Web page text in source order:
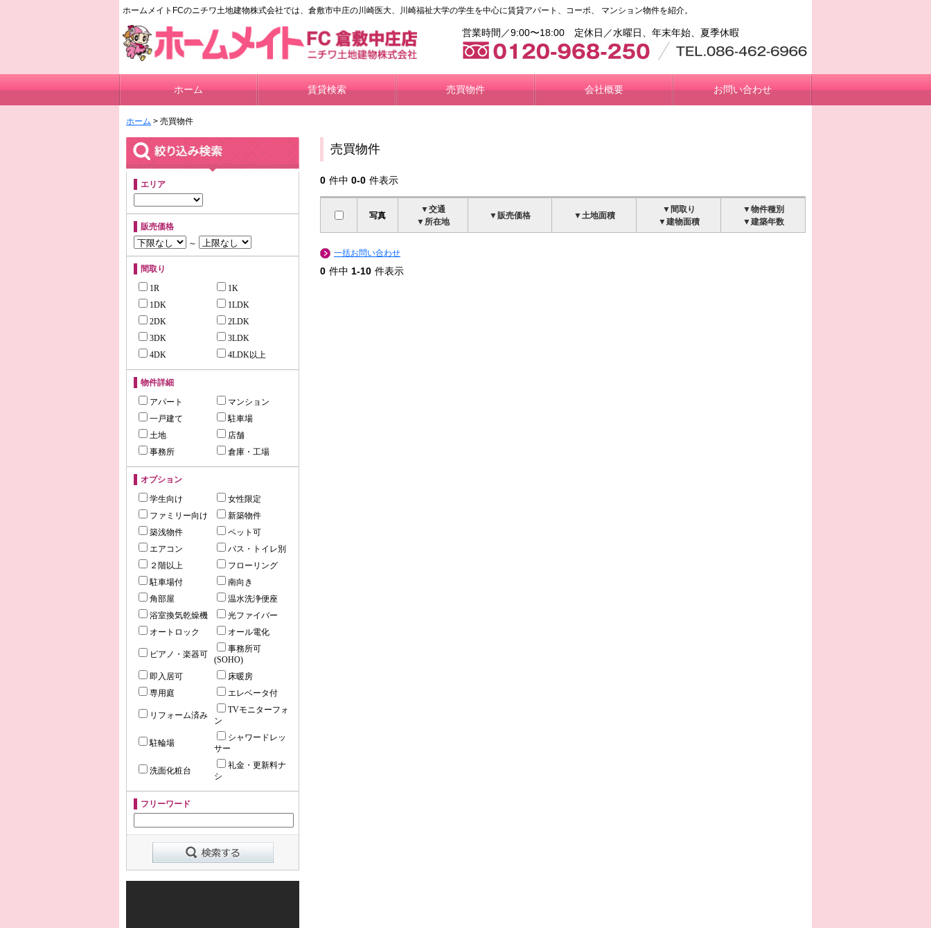
ホームメイトFCのニチワ土地建物株式会社では、倉敷市中庄の川崎医大、川崎福祉大学の学生を中心に賃貸アパート、コーポ、 マンション物件を紹介。
営業時間／9:00〜18:00 定休日／水曜日、年末年始、夏季休暇
ホーム 賃貸検索 売買物件 会社概要 お問い合わせ
ホーム > 売買物件
エリア
販売価格
～
間取り
1R
1K
1DK
1LDK
2DK
2LDK
3DK
3LDK
4DK
4LDK以上
物件詳細
アパート
マンション
一戸建て
駐車場
土地
店舗
事務所
倉庫・工場
オプション
学生向け
女性限定
ファミリー向け
新築物件
築浅物件
ペット可
エアコン
バス・トイレ別
２階以上
フローリング
駐車場付
南向き
角部屋
温水洗浄便座
浴室換気乾燥機
光ファイバー
オートロック
オール電化
ピアノ・楽器可
事務所可
(SOHO)
即入居可
床暖房
専用庭
エレベータ付
リフォーム済み
TVモニターフォ
ン
駐輪場
シャワードレッ
サー
洗面化粧台
礼金・更新料ナ
シ
フリーワード
売買物件
0 件中 0-0 件表示
写真
▼交通
▼所在地
▼販売価格 ▼土地面積
▼間取り
▼建物面積
▼物件種別
▼建築年数
一括お問い合わせ
0 件中 1-10 件表示